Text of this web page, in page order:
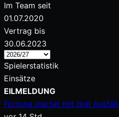
Im Team seit
01.07.2020
Vertrag bis
30.06.2023
Spielerstatistik
Einsätze
Zum
Inhalt
EILMELDUNG
Fortuna startet mit drei